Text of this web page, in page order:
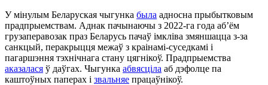
У мінулым Беларуская чыгунка была адносна прыбытковым
прадпрыемствам. Аднак пачынаючы з 2022-га года аб’ём
грузаперавозак праз Беларусь пачаў імкліва змяншацца з-за
санкцый, перакрыцця межаў з краінамі-суседкамі і
пагаршэння тэхнічнага стану цягнікоў. Прадпрыемства
аказалася ў даўгах. Чыгунка абвясціла аб дэфолце па
каштоўных паперах і звальняе працаўнікоў.